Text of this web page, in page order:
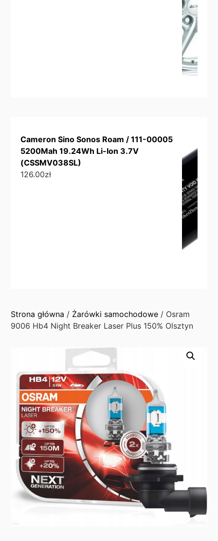
Cameron Sino Sonos Roam / 111-00005
5200Mah 19.24Wh Li-Ion 3.7V
(CSSMV038SL)
126.00zł
Strona główna / Żarówki samochodowe / Osram
9006 Hb4 Night Breaker Laser Plus 150% Olsztyn